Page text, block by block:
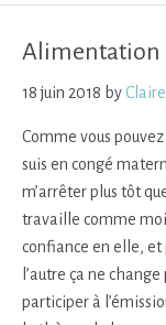
Alimentation
18 juin 2018 by
Comme vous
suis en congé
m’arrêter plus tôt
travaille comme
confiance en elle, et
l’autre ça ne
participer à